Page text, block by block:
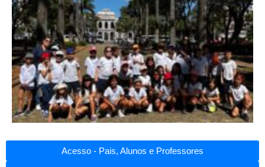
Acesso - Pais, Alunos e Professores